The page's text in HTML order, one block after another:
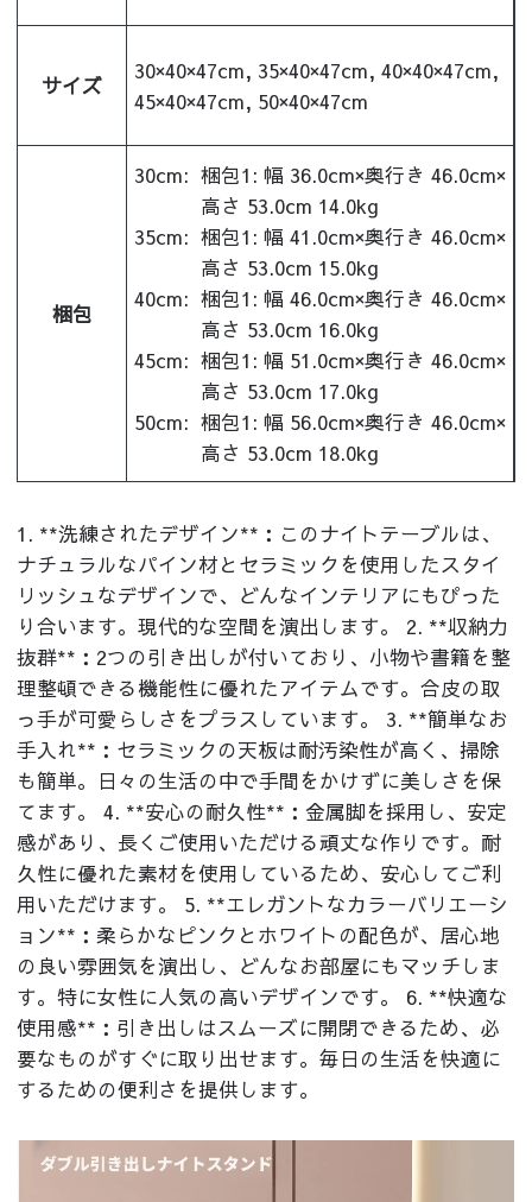
サイズ
30×40×47cm, 35×40×47cm, 40×40×47cm,
45×40×47cm, 50×40×47cm
梱包
30cm: 梱包1: 幅 36.0cm×奥行き 46.0cm×
高さ 53.0cm 14.0kg
35cm: 梱包1: 幅 41.0cm×奥行き 46.0cm×
高さ 53.0cm 15.0kg
40cm: 梱包1: 幅 46.0cm×奥行き 46.0cm×
高さ 53.0cm 16.0kg
45cm: 梱包1: 幅 51.0cm×奥行き 46.0cm×
高さ 53.0cm 17.0kg
50cm: 梱包1: 幅 56.0cm×奥行き 46.0cm×
高さ 53.0cm 18.0kg
1. **洗練されたデザイン**：このナイトテーブルは、
ナチュラルなパイン材とセラミックを使用したスタイ
リッシュなデザインで、どんなインテリアにもぴった
り合います。現代的な空間を演出します。 2. **収納力
抜群**：2つの引き出しが付いており、小物や書籍を整
理整頓できる機能性に優れたアイテムです。合皮の取
っ手が可愛らしさをプラスしています。 3. **簡単なお
手入れ**：セラミックの天板は耐汚染性が高く、掃除
も簡単。日々の生活の中で手間をかけずに美しさを保
てます。 4. **安心の耐久性**：金属脚を採用し、安定
感があり、長くご使用いただける頑丈な作りです。耐
久性に優れた素材を使用しているため、安心してご利
用いただけます。 5. **エレガントなカラーバリエーシ
ョン**：柔らかなピンクとホワイトの配色が、居心地
の良い雰囲気を演出し、どんなお部屋にもマッチしま
す。特に女性に人気の高いデザインです。 6. **快適な
使用感**：引き出しはスムーズに開閉できるため、必
要なものがすぐに取り出せます。毎日の生活を快適に
するための便利さを提供します。